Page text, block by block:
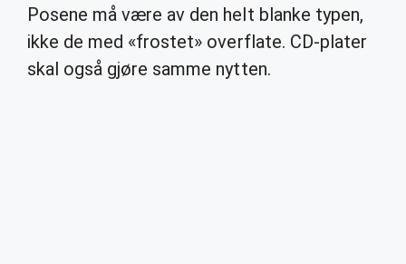
Posene må være av den helt blanke typen,
ikke de med «frostet» overflate. CD-plater
skal også gjøre samme nytten.